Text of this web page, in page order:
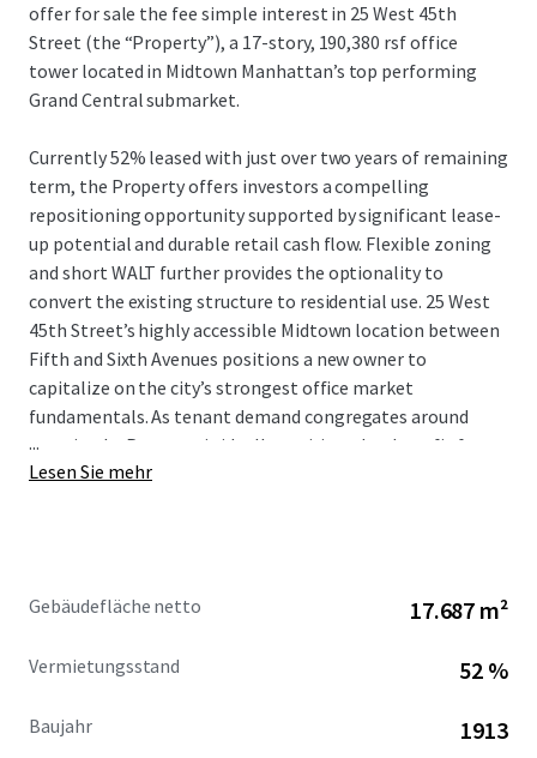
offer for sale the fee simple interest in 25 West 45th
Street (the “Property”), a 17-story, 190,380 rsf office
tower located in Midtown Manhattan’s top performing
Grand Central submarket.
Currently 52% leased with just over two years of remaining
term, the Property offers investors a compelling
repositioning opportunity supported by significant lease-
up potential and durable retail cash flow. Flexible zoning
and short WALT further provides the optionality to
convert the existing structure to residential use. 25 West
45th Street’s highly accessible Midtown location between
Fifth and Sixth Avenues positions a new owner to
capitalize on the city’s strongest office market
fundamentals. As tenant demand congregates around
transit, the Property is ideally positioned to benefit from
increased velocity and upward pressure on rents. All
...
Lesen Sie mehr
Gebäudefläche netto 17.687 m²
Vermietungsstand 52 %
Baujahr 1913